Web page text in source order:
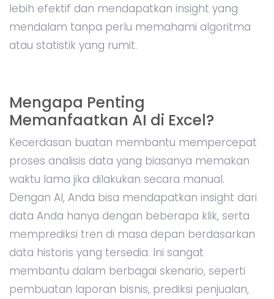
lebih efektif dan mendapatkan insight yang
mendalam tanpa perlu memahami algoritma
atau statistik yang rumit.
Mengapa Penting
Memanfaatkan AI di Excel?
Kecerdasan buatan membantu mempercepat
proses analisis data yang biasanya memakan
waktu lama jika dilakukan secara manual.
Dengan AI, Anda bisa mendapatkan insight dari
data Anda hanya dengan beberapa klik, serta
memprediksi tren di masa depan berdasarkan
data historis yang tersedia. Ini sangat
membantu dalam berbagai skenario, seperti
pembuatan laporan bisnis, prediksi penjualan,